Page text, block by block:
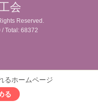
会
Reserved.
/ Total: 68372
るホームページ
る